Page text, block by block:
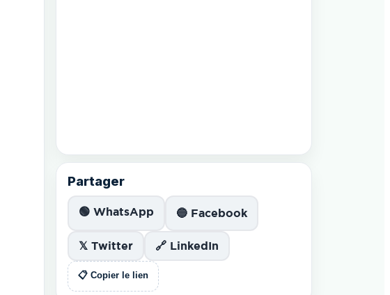
Partager
🟢 WhatsApp 🔵 Facebook
𝕏 Twitter 🔗 LinkedIn
📋 Copier le lien